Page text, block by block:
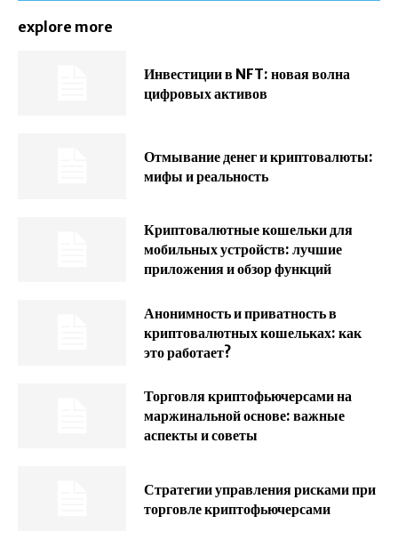
explore more
Инвестиции в NFT: новая волна
цифровых активов
Отмывание денег и криптовалюты:
мифы и реальность
Криптовалютные кошельки для
мобильных устройств: лучшие
приложения и обзор функций
Анонимность и приватность в
криптовалютных кошельках: как
это работает?
Торговля криптофьючерсами на
маржинальной основе: важные
аспекты и советы
Стратегии управления рисками при
торговле криптофьючерсами